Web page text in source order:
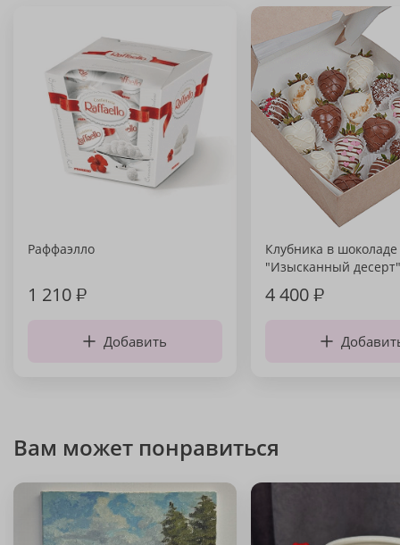
Раффаэлло
1 210₽
Добавить
Клубника в шоколаде
"Изысканный десерт"
4 400₽
Вам может понравиться